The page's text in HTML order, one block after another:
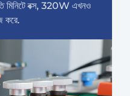
বক্স, 320W এখনও
করে.